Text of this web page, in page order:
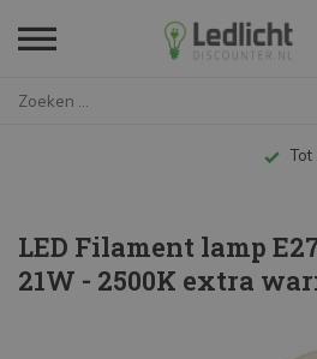
Tot
LED Filament lamp
21W - 2500K extra